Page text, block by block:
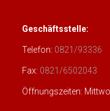
Geschäftsstelle:
Telefon: 0821/93336
Fax: 0821/6502043
Öffnungszeiten: